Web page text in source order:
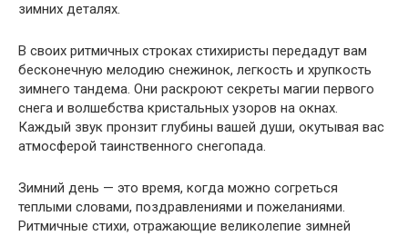
зимних деталях.
В своих ритмичных строках стихиристы передадут вам
бесконечную мелодию снежинок, легкость и хрупкость
зимнего тандема. Они раскроют секреты магии первого
снега и волшебства кристальных узоров на окнах.
Каждый звук пронзит глубины вашей души, окутывая вас
атмосферой таинственного снегопада.
Зимний день — это время, когда можно согреться
теплыми словами, поздравлениями и пожеланиями.
Ритмичные стихи, отражающие великолепие зимней